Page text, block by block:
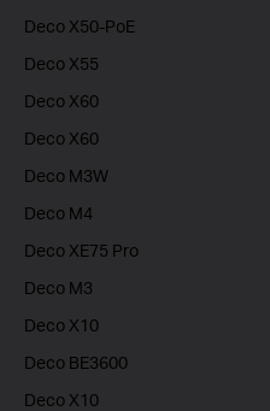
Deco X50-PoE
Deco X55
Deco X60
Deco X60
Deco M3W
Deco M4
Deco XE75 Pro
Deco M3
Deco X10
Deco BE3600
Deco X10